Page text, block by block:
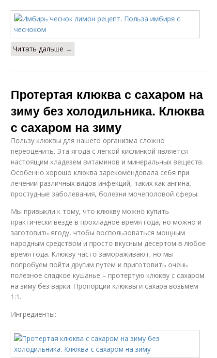
Читать дальше →
Протертая клюква с сахаром на
зиму без холодильника. Клюква
с сахаром на зиму
Пользу клюквы для нашего организма сложно
переоценить. Эта ягода с легкой кислинкой является
настоящим кладезем витаминов и минеральных веществ.
Особенно хорошо клюква зарекомендовала себя при
лечении различных видов инфекций, таких как ангина,
простудные заболевания, болезни мочеполовой сферы.
Мы привыкли к тому, что клюкву можно купить
практически везде в прохладное время года, но можно и
заготовить ягоду, чтобы воспользоваться мощным
народным средством и просто вкусным десертом в любое
время года. Клюкву часто замораживают, но мы
попробуем пойти другим путем и приготовить очень
полезное сладкое кушанье – протертую клюкву с сахаром
на зиму без варки. Пропорции клюквы и сахара возьмем
1:1.
Ингредиенты: